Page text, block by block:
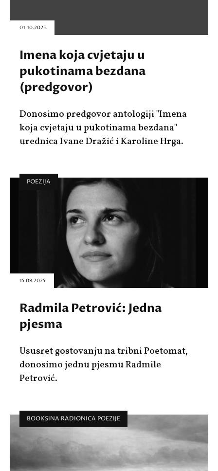
01.10.2025.
Imena koja cvjetaju u
pukotinama bezdana
(predgovor)
Donosimo predgovor antologiji "Imena
koja cvjetaju u pukotinama bezdana"
urednica Ivane Dražić i Karoline Hrga.
POEZIJA
15.09.2025.
Radmila Petrović: Jedna
pjesma
Ususret gostovanju na tribni Poetomat,
donosimo jednu pjesmu Radmile
Petrović.
BOOKSINA RADIONICA POEZIJE